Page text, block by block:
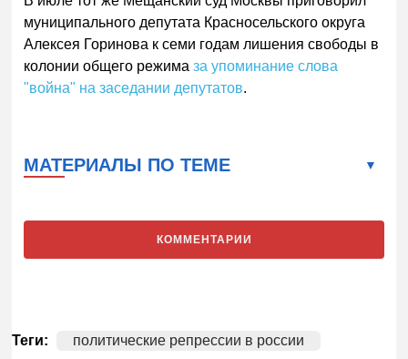
муниципального депутата Красносельского округа
Алексея Горинова к семи годам лишения свободы в
колонии общего режимаза упоминание слова
"война" на заседании депутатов.
МАТЕРИАЛЫ ПО ТЕМЕ
КОММЕНТАРИИ
Теги:
политические репрессии в россии